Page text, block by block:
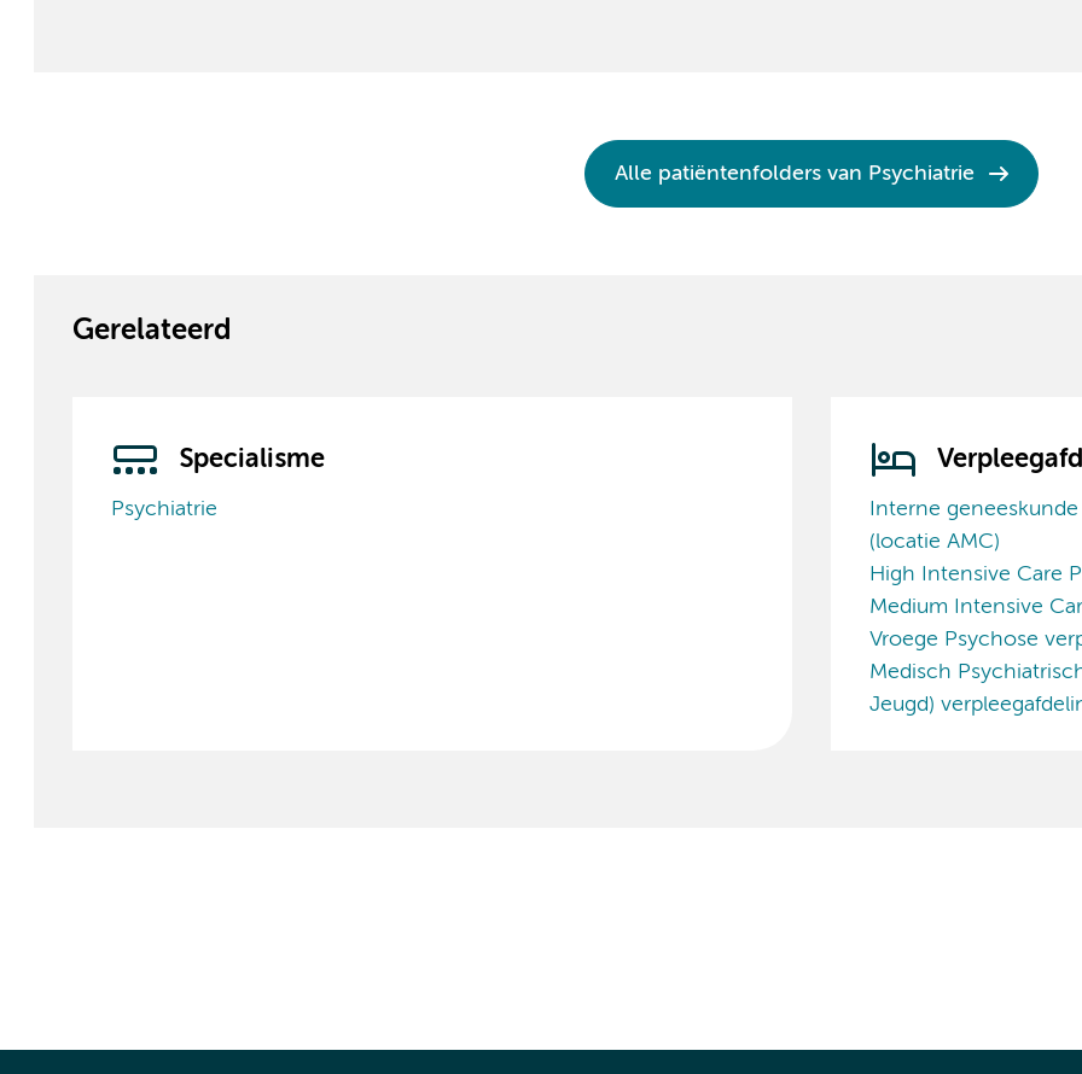
Alle patiëntenfolders van Psychiatrie
Gerelateerd
Specialisme
Psychiatrie
Interne
(locatie AMC)
High Intensive Care
Medium Intensive
Vroege Psychose
Medisch
Jeugd)